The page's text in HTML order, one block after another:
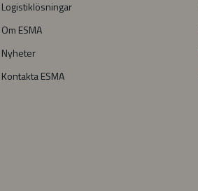
Logistiklösningar
Om ESMA
Nyheter
Kontakta ESMA